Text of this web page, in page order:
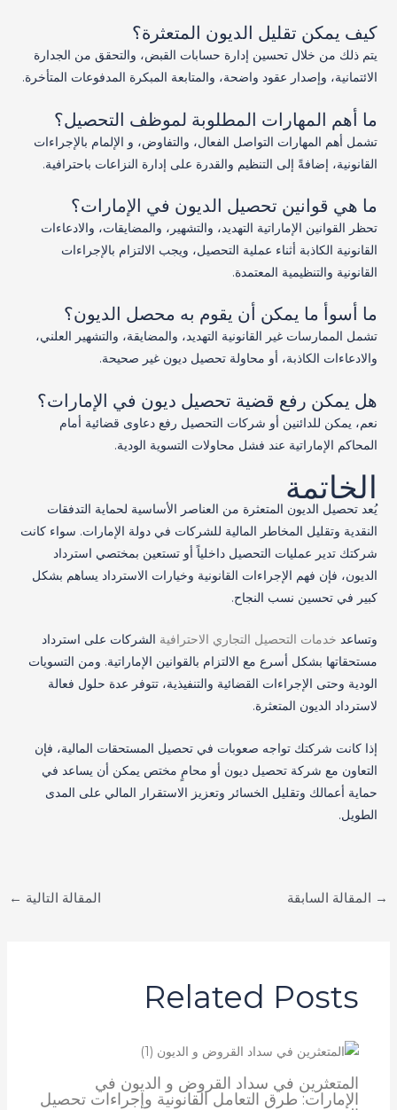
كيف يمكن تقليل الديون المتعثرة؟
يتم ذلك من خلال تحسين إدارة حسابات القبض، والتحقق من الجدارة
الائتمانية، وإصدار عقود واضحة، والمتابعة المبكرة المدفوعات المتأخرة.
ما أهم المهارات المطلوبة لموظف التحصيل؟
تشمل أهم المهارات التواصل الفعال، والتفاوض، و الإلمام بالإجراءات
القانونية، إضافةً إلى التنظيم والقدرة على إدارة النزاعات باحترافية.
ما هي قوانين تحصيل الديون في الإمارات؟
تحظر القوانين الإماراتية التهديد، والتشهير، والمضايقات، والادعاءات
القانونية الكاذبة أثناء عملية التحصيل، ويجب الالتزام بالإجراءات
القانونية والتنظيمية المعتمدة.
ما أسوأ ما يمكن أن يقوم به محصل الديون؟
تشمل الممارسات غير القانونية التهديد، والمضايقة، والتشهير العلني،
والادعاءات الكاذبة، أو محاولة تحصيل ديون غير صحيحة.
هل يمكن رفع قضية تحصيل ديون في الإمارات؟
نعم، يمكن للدائنين أو شركات التحصيل رفع دعاوى قضائية أمام
المحاكم الإماراتية عند فشل محاولات التسوية الودية.
الخاتمة
يُعد تحصيل الديون المتعثرة من العناصر الأساسية لحماية التدفقات
النقدية وتقليل المخاطر المالية للشركات في دولة الإمارات. سواء كانت
شركتك تدير عمليات التحصيل داخلياً أو تستعين بمختصي استرداد
الديون، فإن فهم الإجراءات القانونية وخيارات الاسترداد يساهم بشكل
كبير في تحسين نسب النجاح.
وتساعد خدمات التحصيل التجاري الاحترافية الشركات على استرداد
مستحقاتها بشكل أسرع مع الالتزام بالقوانين الإماراتية. ومن التسويات
الودية وحتى الإجراءات القضائية والتنفيذية، تتوفر عدة حلول فعالة
لاسترداد الديون المتعثرة.
إذا كانت شركتك تواجه صعوبات في تحصيل المستحقات المالية، فإن
التعاون مع شركة تحصيل ديون أو محامٍ مختص يمكن أن يساعد في
حماية أعمالك وتقليل الخسائر وتعزيز الاستقرار المالي على المدى
الطويل.
→ المقالة السابقة المقالة التالية ←
Related Posts
المتعثرين في سداد القروض و الديون في
الإمارات: طرق التعامل القانونية وإجراءات تحصيل